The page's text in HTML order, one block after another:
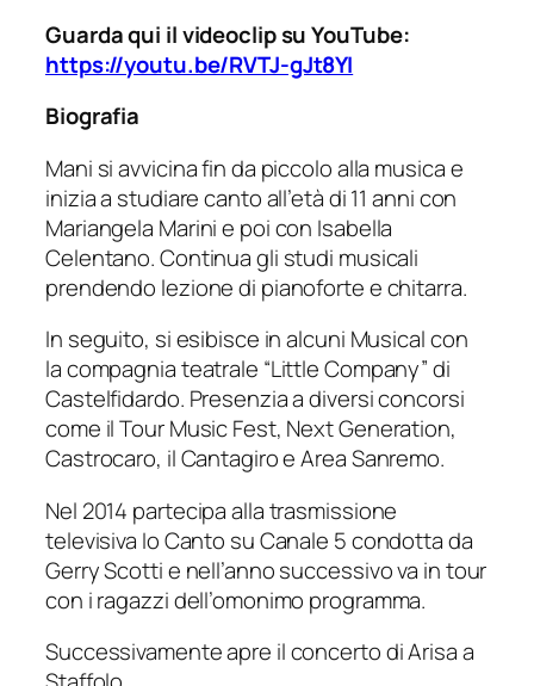
Guarda qui il videoclip su YouTube:
https://youtu.be/RVTJ-gJt8YI
Biografia
Mani si avvicina fin da piccolo alla musica e
inizia a studiare canto all’età di 11 anni con
Mariangela Marini e poi con Isabella
Celentano. Continua gli studi musicali
prendendo lezione di pianoforte e chitarra.
In seguito, si esibisce in alcuni Musical con
la compagnia teatrale “Little Company” di
Castelfidardo. Presenzia a diversi concorsi
come il Tour Music Fest, Next Generation,
Castrocaro, il Cantagiro e Area Sanremo.
Nel 2014 partecipa alla trasmissione
televisiva Io Canto su Canale 5 condotta da
Gerry Scotti e nell’anno successivo va in tour
con i ragazzi dell’omonimo programma.
Successivamente apre il concerto di Arisa a